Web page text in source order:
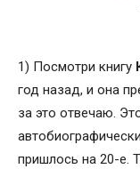
1) Посмотри книгу
год назад, и она
за это отвечаю.
пришлось на 20-е.